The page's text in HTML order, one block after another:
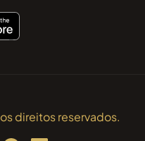
direitos reservados.